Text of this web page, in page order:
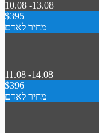
10.08 -13.08
$395
מחיר לאדם
11.08 -14.08
$396
מחיר לאדם